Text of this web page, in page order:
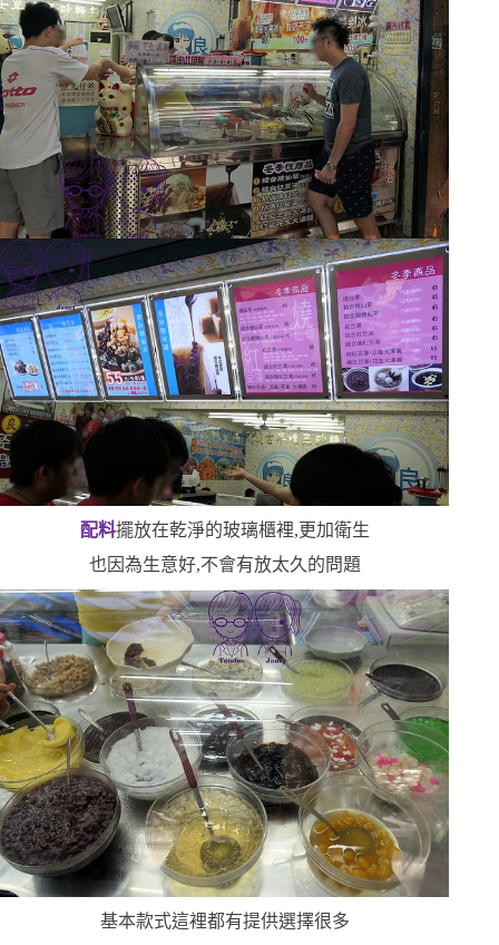
配料擺放在乾淨的玻璃櫃裡,更加衛生
也因為生意好,不會有放太久的問題
基本款式這裡都有提供選擇很多